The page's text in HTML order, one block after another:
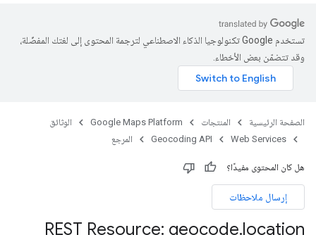
تستخدم Google تكنولوجيا الذكاء الاصطناعي لترجمة المحتوى إلى لغتك المفضّلة،
وقد تتضمّن بعض الأخطاء.
الصفحة الرئيسية المنتجات Google Maps Platform
الوثائق
Web Services
Geocoding API المرجع
هل كان المحتوى مفيدًا؟
إرسال ملاحظات
REST Resource: geocode.location